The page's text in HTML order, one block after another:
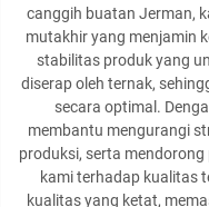
canggih buatan Jerman,
mutakhir yang menjamin
stabilitas produk yang
diserap oleh ternak,
secara optimal.
membantu mengurangi
produksi, serta
kami terhadap kualitas
kualitas yang ketat,